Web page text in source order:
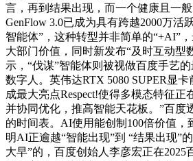
言，再到结果出现，而一个健康且一
GenFlow 3.0已成为具有跨越2000万活
智能体”，这种转型并非简单的“+AI”
大部门价值，同时新发布“及时互动型
示，“伐谋”智能体则被视做百度手艺
数字人。英伟达RTX 5080 SUPER显
成最大亮点Respect!使得多模态特征正
并协同优化，推高智能天花板。”百度
的时间表。AI使用能创制100倍价值，
明AI正逾越“智能出现”到 “结果出现”
大早”的，百度创始人李彦宏正在2025